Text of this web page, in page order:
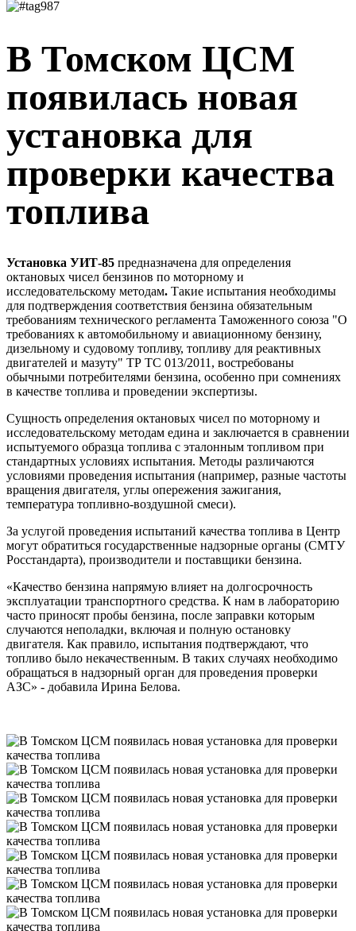
В Томском ЦСМ
появилась новая
установка для
проверки качества
топлива
Установка УИТ-85 предназначена для определения
октановых чисел бензинов по моторному и
исследовательскому методам. Такие испытания необходимы
для подтверждения соответствия бензина обязательным
требованиям технического регламента Таможенного союза "О
требованиях к автомобильному и авиационному бензину,
дизельному и судовому топливу, топливу для реактивных
двигателей и мазуту" ТР ТС 013/2011, востребованы
обычными потребителями бензина, особенно при сомнениях
в качестве топлива и проведении экспертизы.
Сущность определения октановых чисел по моторному и
исследовательскому методам едина и заключается в сравнении
испытуемого образца топлива с эталонным топливом при
стандартных условиях испытания. Методы различаются
условиями проведения испытания (например, разные частоты
вращения двигателя, углы опережения зажигания,
температура топливно-воздушной смеси).
За услугой проведения испытаний качества топлива в Центр
могут обратиться государственные надзорные органы (СМТУ
Росстандарта), производители и поставщики бензина.
«Качество бензина напрямую влияет на долгосрочность
эксплуатации транспортного средства. К нам в лабораторию
часто приносят пробы бензина, после заправки которым
случаются неполадки, включая и полную остановку
двигателя. Как правило, испытания подтверждают, что
топливо было некачественным. В таких случаях необходимо
обращаться в надзорный орган для проведения проверки
АЗС» - добавила Ирина Белова.